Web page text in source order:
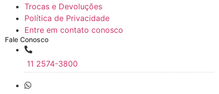
Trocas e Devoluções
Política de Privacidade
Entre em contato conosco
Fale Conosco
11 2574-3800